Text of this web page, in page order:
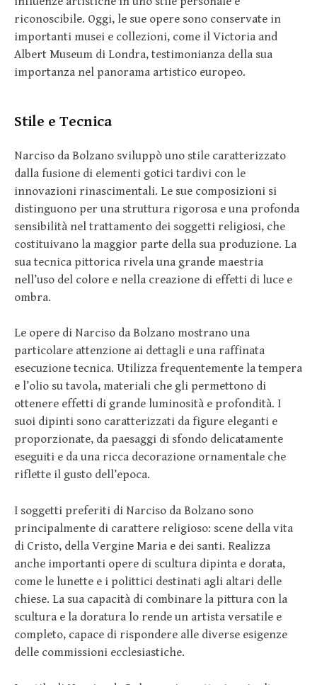
riconoscibile. Oggi, le sue opere sono conservate in
importanti musei e collezioni, come il Victoria and
Albert Museum di Londra, testimonianza della sua
importanza nel panorama artistico europeo.
Stile e Tecnica
Narciso da Bolzano sviluppò uno stile caratterizzato
dalla fusione di elementi gotici tardivi con le
innovazioni rinascimentali. Le sue composizioni si
distinguono per una struttura rigorosa e una profonda
sensibilità nel trattamento dei soggetti religiosi, che
costituivano la maggior parte della sua produzione. La
sua tecnica pittorica rivela una grande maestria
nell’uso del colore e nella creazione di effetti di luce e
ombra.
Le opere di Narciso da Bolzano mostrano una
particolare attenzione ai dettagli e una raffinata
esecuzione tecnica. Utilizza frequentemente la tempera
e l’olio su tavola, materiali che gli permettono di
ottenere effetti di grande luminosità e profondità. I
suoi dipinti sono caratterizzati da figure eleganti e
proporzionate, da paesaggi di sfondo delicatamente
eseguiti e da una ricca decorazione ornamentale che
riflette il gusto dell’epoca.
I soggetti preferiti di Narciso da Bolzano sono
principalmente di carattere religioso: scene della vita
di Cristo, della Vergine Maria e dei santi. Realizza
anche importanti opere di scultura dipinta e dorata,
come le lunette e i polittici destinati agli altari delle
chiese. La sua capacità di combinare la pittura con la
scultura e la doratura lo rende un artista versatile e
completo, capace di rispondere alle diverse esigenze
delle commissioni ecclesiastiche.